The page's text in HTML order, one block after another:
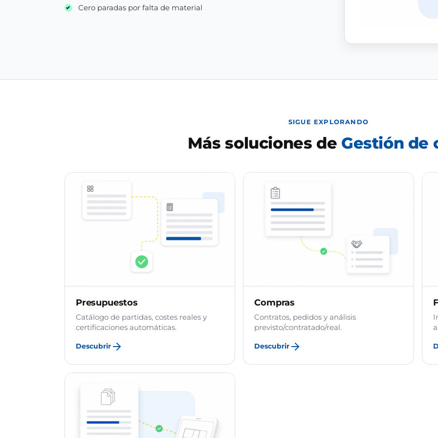
Cero paradas por falta de material
SIGUE EXPLORANDO
Más soluciones de Gestión de
Presupuestos
Catálogo de partidas, costes reales y
certificaciones automáticas.
Descubrir
Compras
Contratos, pedidos y análisis
previsto/contratado/real.
Descubrir